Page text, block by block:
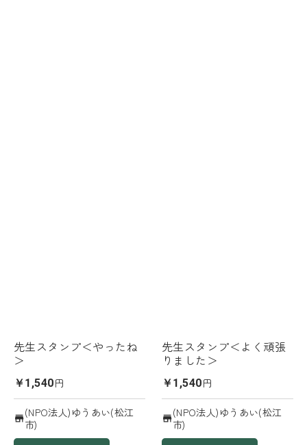
先生スタンプ＜やったね
＞
￥1,540円
(NPO法人)ゆうあい(松江
市)
先生スタンプ＜よく頑張
りました＞
￥1,540円
(NPO法人)ゆうあい(松江
市)